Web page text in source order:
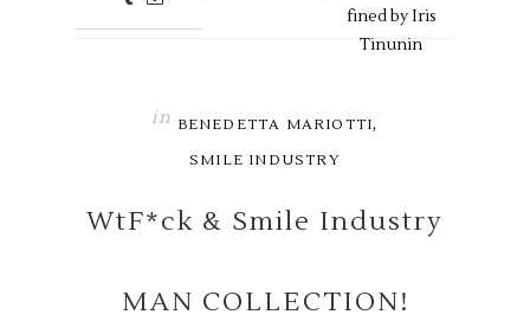
fined byIris
Tinunin
in BENEDETTA MARIOTTI,
SMILE INDUSTRY
WtF*ck & Smile Industry
MAN COLLECTION!